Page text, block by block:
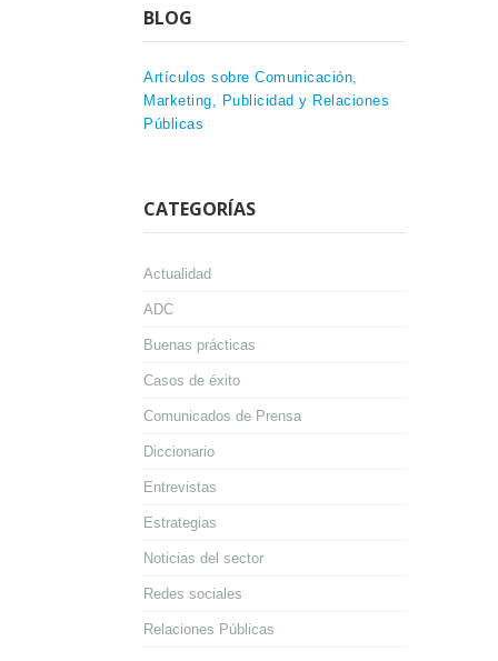
BLOG
Artículos sobre Comunicación,
Marketing, Publicidad y Relaciones
Públicas
CATEGORÍAS
Actualidad
ADC
Buenas prácticas
Casos de éxito
Comunicados de Prensa
Diccionario
Entrevistas
Estrategias
Noticias del sector
Redes sociales
Relaciones Públicas